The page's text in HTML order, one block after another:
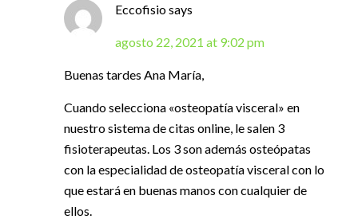
Eccofisiosays
agosto 22, 2021 at 9:02 pm
Buenas tardes Ana María,
Cuando selecciona «osteopatía visceral» en
nuestro sistema de citas online, le salen 3
fisioterapeutas. Los 3 son además osteópatas
con la especialidad de osteopatía visceral con lo
que estará en buenas manos con cualquier de
ellos.